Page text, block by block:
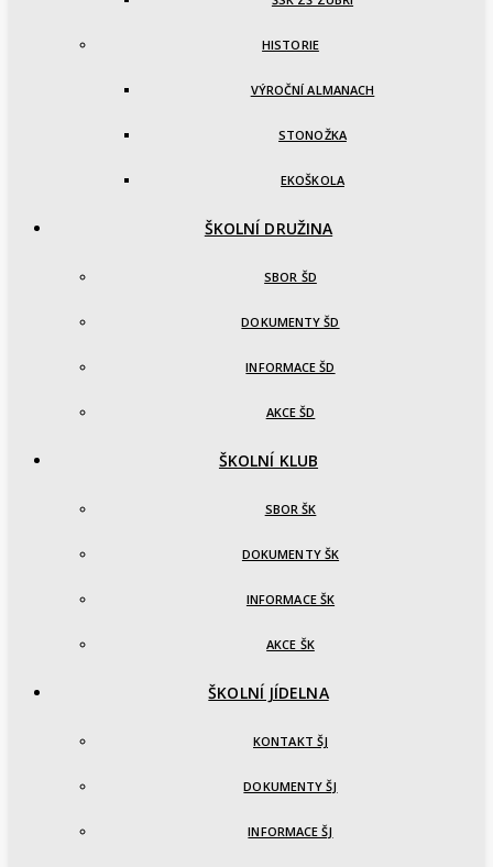
HISTORIE
VÝROČNÍ ALMANACH
STONOŽKA
EKOŠKOLA
ŠKOLNÍ DRUŽINA
SBOR ŠD
DOKUMENTY ŠD
INFORMACE ŠD
AKCE ŠD
ŠKOLNÍ KLUB
SBOR ŠK
DOKUMENTY ŠK
INFORMACE ŠK
AKCE ŠK
ŠKOLNÍ JÍDELNA
KONTAKT ŠJ
DOKUMENTY ŠJ
INFORMACE ŠJ